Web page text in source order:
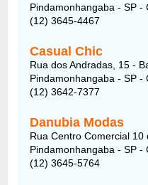
Pindamonhangaba - SP -
(12) 3645-4467
Casual Chic
Rua dos Andradas, 15 -
Pindamonhangaba - SP -
(12) 3642-7377
Danubia Modas
Rua Centro Comercial
Pindamonhangaba - SP -
(12) 3645-5764